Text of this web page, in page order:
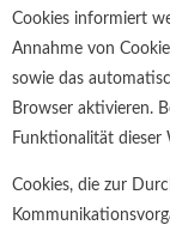
Cookies informiert
Annahme von
sowie das
Browser aktivieren.
Funktionalität dieser
Cookies, die zur